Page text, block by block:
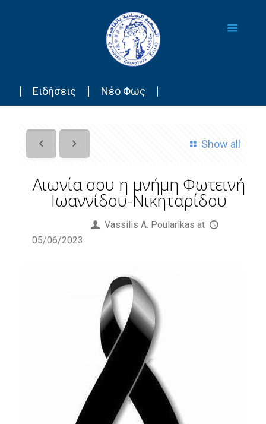
Ειδήσεις Νέο Φως
Show all
Αιωνία σου η μνήμη Φωτεινή
Ιωαννίδου-Νικηταρίδου
Vassilis Α. Poularikas at
05/06/2023